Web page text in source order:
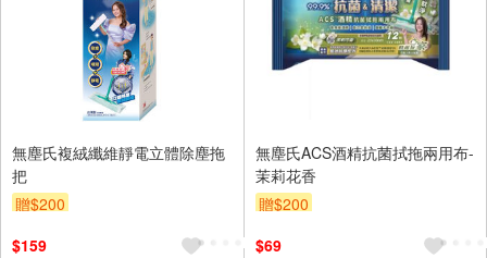
無塵氏複絨纖維靜電立體除塵拖
把
贈$200
$159
無塵氏ACS酒精抗菌拭拖兩用布-
茉莉花香
贈$200
$69